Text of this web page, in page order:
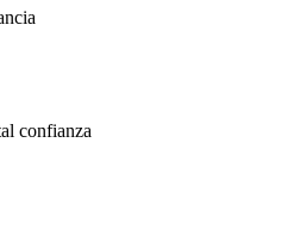
confianza